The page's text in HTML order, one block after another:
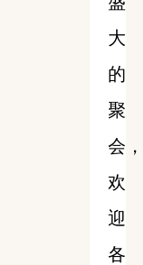
大
的
聚
会，
欢
迎
各